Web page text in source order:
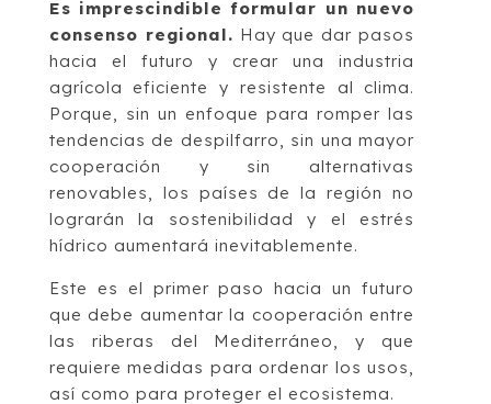
Es imprescindible formular un nuevo
consenso regional. Hay que dar pasos
hacia el futuro y crear una industria
agrícola eficiente y resistente al clima.
Porque, sin un enfoque para romper las
tendencias de despilfarro, sin una mayor
cooperación y sin alternativas
renovables, los países de la región no
lograrán la sostenibilidad y el estrés
hídrico aumentará inevitablemente.
Este es el primer paso hacia un futuro
que debe aumentar la cooperación entre
las riberas del Mediterráneo, y que
requiere medidas para ordenar los usos,
así como para proteger el ecosistema.